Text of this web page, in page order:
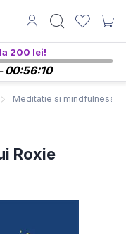
200 lei!
00:56:09
Meditatie si mindfulness
Roxie